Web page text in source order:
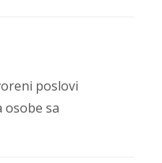
poslovi
osobe sa